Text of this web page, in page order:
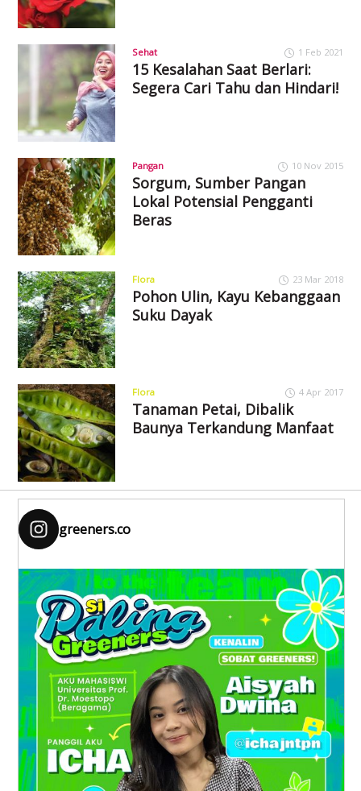
Sehat 1 Feb 2021
15 Kesalahan Saat Berlari:
Segera Cari Tahu dan Hindari!
Pangan 10 Nov 2015
Sorgum, Sumber Pangan
Lokal Potensial Pengganti
Beras
Flora 23 Mar 2018
Pohon Ulin, Kayu Kebanggaan
Suku Dayak
Flora 4 Apr 2017
Tanaman Petai, Dibalik
Baunya Terkandung Manfaat
greeners.co